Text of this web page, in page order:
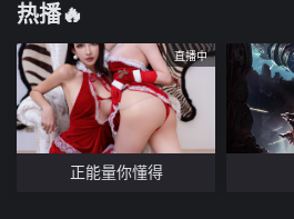
热播🔥
直播中
正能量你懂得